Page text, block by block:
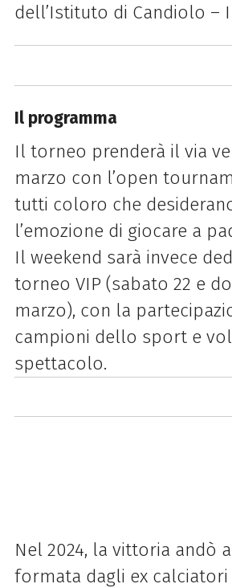
dell’Istituto di Candiolo –
Il programma
Il torneo prenderà il via
marzo con l’open
tutti coloro che
l’emozione di giocare a
Il weekend sarà invece
torneo VIP (sabato 22 e
marzo), con la
campioni dello sport e
spettacolo.
Nel 2024, la vittoria andò
formata dagli ex calciatori